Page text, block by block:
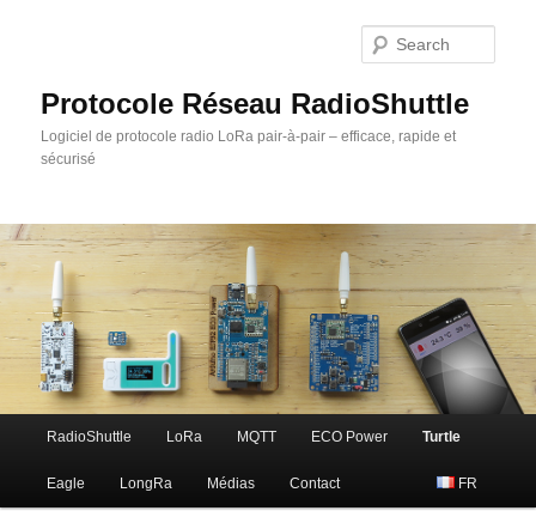
Protocole Réseau RadioShuttle
Logiciel de protocole radio LoRa pair-à-pair – efficace, rapide et
sécurisé
Skip
to
RadioShuttle LoRa MQTT ECO Power Turtle
Eagle LongRa Médias Contact FR